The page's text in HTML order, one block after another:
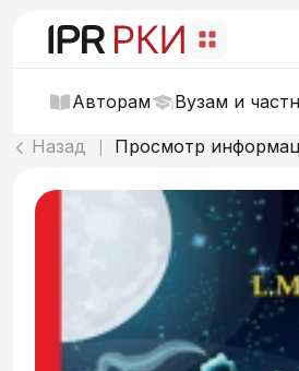
Авторам Вузам и
Назад Просмотр